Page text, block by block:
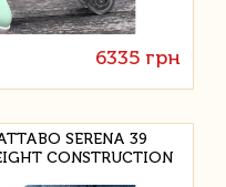
6335 грн
SERENA 39
CONSTRUCTION